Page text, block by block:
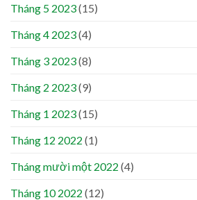
Tháng 5 2023(15)
Tháng 4 2023(4)
Tháng 3 2023(8)
Tháng 2 2023(9)
Tháng 1 2023(15)
Tháng 12 2022 (1)
Tháng mười một 2022 (4)
Tháng 10 2022 (12)